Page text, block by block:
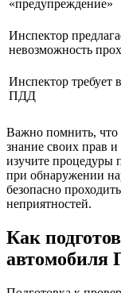
«предупреждение»
Инспектор
невозможность
Инспектор требует
ПДД
Важно помнить, что
знание своих прав и
изучите процедуры
при обнаружении
безопасно
неприятностей.
Как
автомобиля